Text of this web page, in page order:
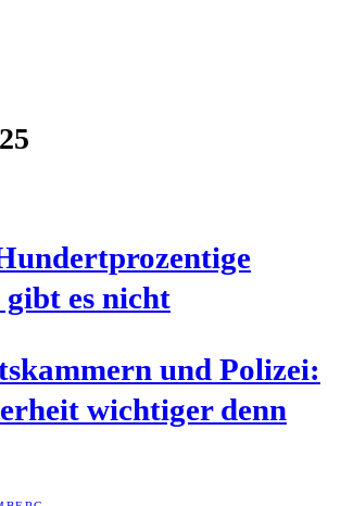
es nicht
und Poli­zei:
wich­ti­ger denn